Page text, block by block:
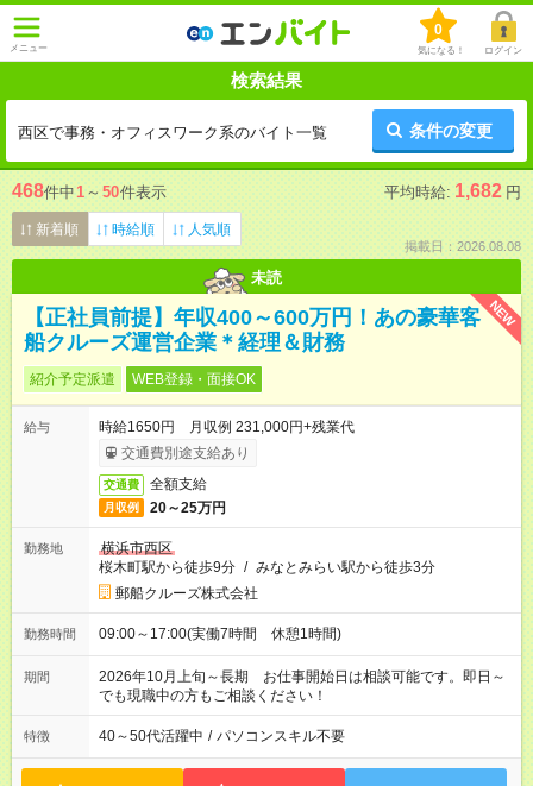
メニュー
0
気になる！ ログイン
検索結果
西区で事務・オフィスワーク系のバイト一覧 条件の変更
468件中1 ～ 50件表示 平均時給: 1,682 円
新着順 時給順 人気順
掲載日：2026.08.08
未読
NEW
【正社員前提】年収400～600万円！あの豪華客
船クルーズ運営企業＊経理＆財務
紹介予定派遣 WEB登録・面接OK
給与
時給1650円 月収例 231,000円+残業代
交通費別途支給あり
交通費 全額支給
月収例 20～25万円
勤務地
横浜市西区
桜木町駅から徒歩9分 / みなとみらい駅から徒歩3分
郵船クルーズ株式会社
勤務時間 09:00～17:00(実働7時間 休憩1時間)
期間
2026年10月上旬～長期 お仕事開始日は相談可能です。即日～
でも現職中の方もご相談ください！
特徴 40～50代活躍中 / パソコンスキル不要